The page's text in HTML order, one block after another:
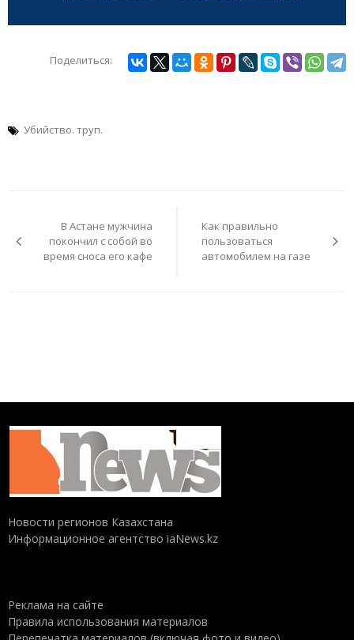
Поделиться:
Убийство. труп.
записям
В Астане мужчина
покончил с собой во
время сноса его кафе
Как правильно
пользоваться
автомобилем на газе
Новости регионов Казахстана
Информационное агентство iaNews.kz
Реклама на сайте
Правила использования материалов